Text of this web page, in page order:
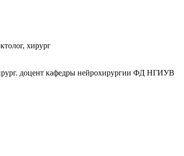
хирург
доцент кафедры нейрохирургии ФД НГИУВ